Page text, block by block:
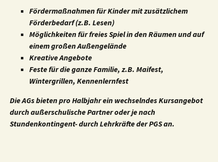
Fördermaßnahmen für Kinder mit zusätzlichem
Förderbedarf (z.B. Lesen)
Möglichkeiten für freies Spiel in den Räumen und auf
einem großen Außengelände
Kreative Angebote
Feste für die ganze Familie, z.B. Maifest,
Wintergrillen, Kennenlernfest
Die AGs bieten pro Halbjahr ein wechselndes Kursangebot
durch außerschulische Partner oder je nach
Stundenkontingent- durch Lehrkräfte der PGS an.